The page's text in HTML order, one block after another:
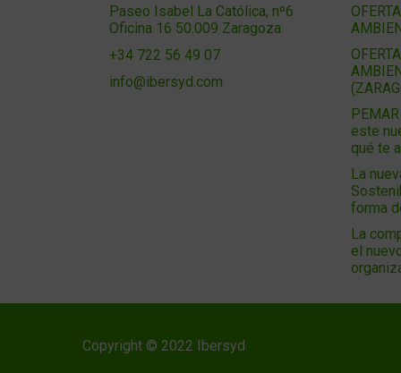
Paseo Isabel La Católica, nº6
Oficina 16 50.009 Zaragoza
+34 722 56 49 07
info@ibersyd.com
este
qué te
La
forma
La
el
Copyright © 2022 Ibersyd